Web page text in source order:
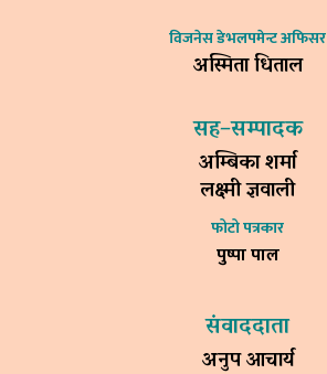
विजनेस डेभलपमेन्ट अफिसर
अस्मिता धिताल
सह–सम्पादक
अम्बिका शर्मा
लक्ष्मी ज्ञवाली
फोटो पत्रकार
पुष्पा पाल
संवाददाता
अनुप आचार्य